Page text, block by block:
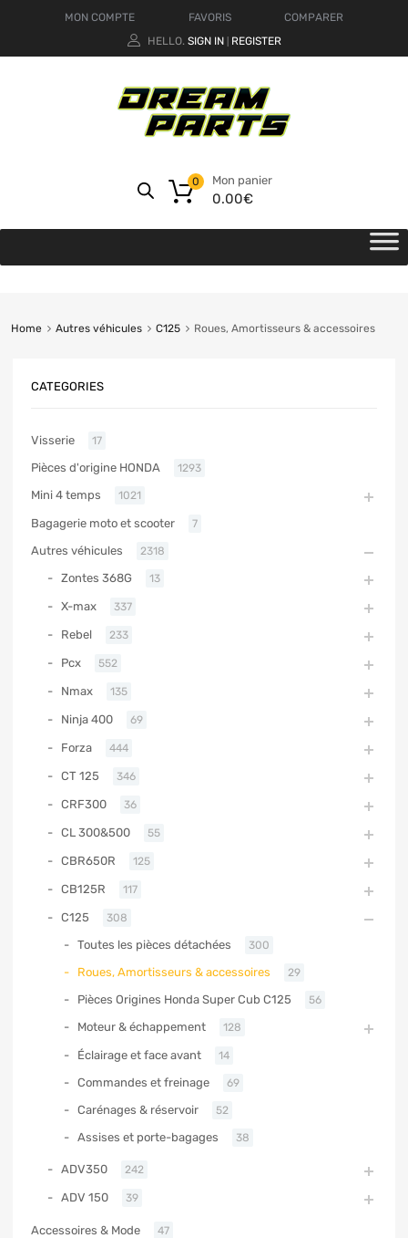
MON COMPTE FAVORIS
COMPARER
HELLO. SIGN IN REGISTER
Mon panier
0.00€
0
Home Autres véhicules C125 Roues, Amortisseurs & accessoires
CATEGORIES
Visserie 17
Pièces d'origine HONDA 1293
Mini 4 temps 1021
Bagagerie moto et scooter 7
Autres véhicules 2318
Zontes 368G 13
X-max 337
Rebel 233
Pcx 552
Nmax 135
Ninja 400 69
Forza 444
CT 125 346
CRF300 36
CL 300&500 55
CBR650R 125
CB125R 117
C125 308
Toutes les pièces détachées 300
Roues, Amortisseurs & accessoires 29
Pièces Origines Honda Super Cub C125 56
Moteur & échappement 128
Éclairage et face avant 14
Commandes et freinage 69
Carénages & réservoir 52
Assises et porte-bagages 38
ADV350 242
ADV 150 39
Accessoires & Mode 47